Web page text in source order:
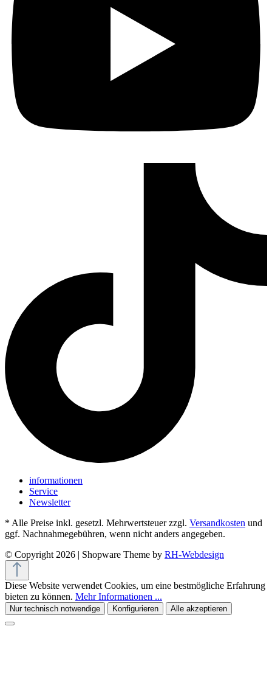
informationen
Service
Newsletter
* Alle Preise inkl. gesetzl. Mehrwertsteuer zzgl. Versandkosten und
ggf. Nachnahmegebühren, wenn nicht anders angegeben.
© Copyright 2026 | Shopware Theme by RH-Webdesign
Diese Website verwendet Cookies, um eine bestmögliche Erfahrung
bieten zu können. Mehr Informationen ...
Nur technisch notwendige Konfigurieren Alle akzeptieren